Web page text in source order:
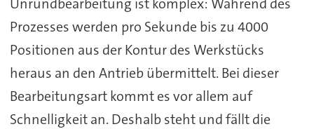
Prozesses werden pro Sekunde bis zu 4000
Positionen aus der Kontur des Werkstücks
heraus an den Antrieb übermittelt. Bei dieser
Bearbeitungsart kommt es vor allem auf
Schnelligkeit an. Deshalb steht und fällt die